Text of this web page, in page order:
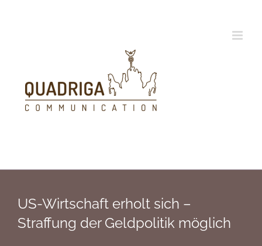
US-Wirtschaft erholt sich –
Straffung der Geldpolitik möglich